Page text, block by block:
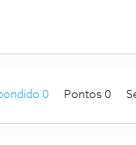
0 Pontos 0